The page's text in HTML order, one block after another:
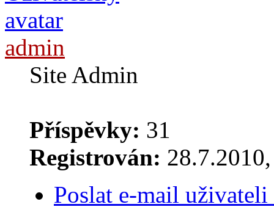
admin
Site Admin
Příspěvky: 31
Registrován:
Poslat e-mail